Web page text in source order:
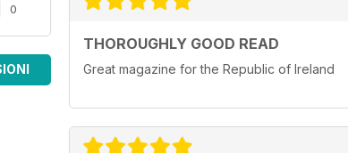
0
THOROUGHLY GOOD READ
Great magazine for the Republic of Ireland